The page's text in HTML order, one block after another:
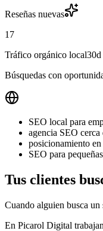
Reseñas nuevas
17
Tráfico orgánico local30d
Búsquedas con
SEO local para
agencia SEO cerca
posicionamiento
SEO para
Tus clientes
Cuando alguien busca
En Picarol Digital